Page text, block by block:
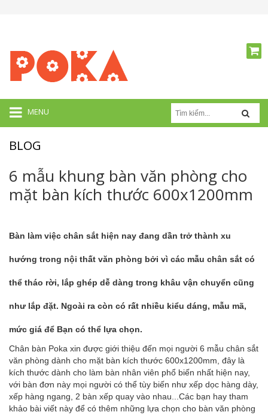
MENU
BLOG
6 mẫu khung bàn văn phòng cho
mặt bàn kích thước 600x1200mm
Bàn làm việc chân sắt hiện nay đang dần trở thành xu
hướng trong nội thất văn phòng bởi vì các mẫu chân sắt có
thể tháo rời, lắp ghép dễ dàng trong khâu vận chuyển cũng
như lắp đặt. Ngoài ra còn có rất nhiều kiểu dáng, mẫu mã,
mức giá để Bạn có thể lựa chọn.
Chân bàn Poka xin được giới thiệu đến mọi người 6 mẫu chân sắt
văn phòng dành cho mặt bàn kích thước 600x1200mm, đây là
kích thước dành cho làm bàn nhân viên phổ biến nhất hiện nay,
với bàn đơn này mọi người có thể tùy biến như xếp dọc hàng dày,
xếp hàng ngang, 2 bàn xếp quay vào nhau...Các bạn hay tham
khảo bài viết này để có thêm những lựa chọn cho bàn văn phòng